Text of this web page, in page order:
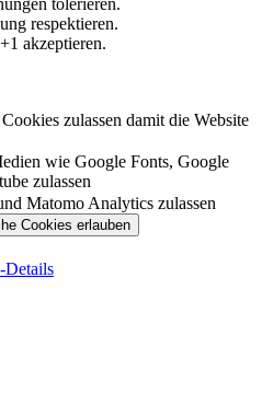
respektieren.
akzeptieren.
zulassen damit die Website
wie Google Fonts, Google
zulassen
Matomo Analytics zulassen
Details